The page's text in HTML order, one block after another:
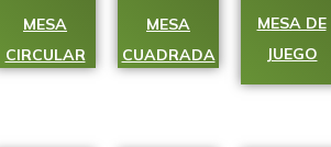
MESA
CIRCULAR
MESA
CUADRADA
MESA DE
JUEGO